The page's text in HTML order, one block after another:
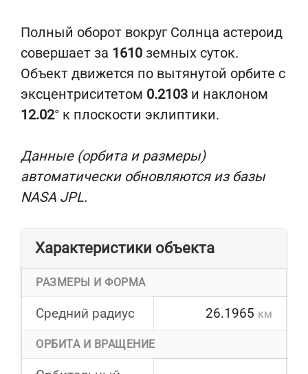
Полный оборот вокруг Солнца астероид
совершает за 1610 земных суток.
Объект движется по вытянутой орбите с
эксцентриситетом 0.2103 и наклоном
12.02° к плоскости эклиптики.
Данные (орбита и размеры)
автоматически обновляются из базы
NASA JPL.
Характеристики объекта
РАЗМЕРЫ И ФОРМА
Средний радиус 26.1965 км
ОРБИТА И ВРАЩЕНИЕ